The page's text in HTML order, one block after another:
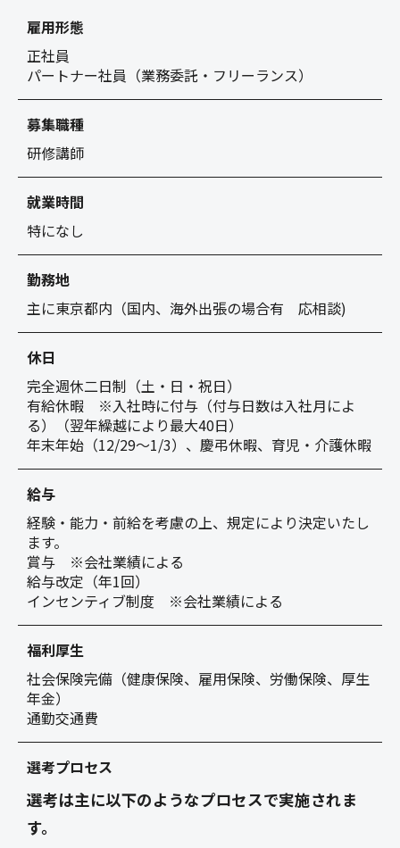
雇用形態
正社員
パートナー社員（業務委託・フリーランス）
募集職種
研修講師
就業時間
特になし
勤務地
主に東京都内（国内、海外出張の場合有 応相談)
休日
完全週休二日制（土・日・祝日）
有給休暇 ※入社時に付与（付与日数は入社月によ
る）（翌年繰越により最大40日）
年末年始（12/29～1/3）、慶弔休暇、育児・介護休暇
給与
経験・能力・前給を考慮の上、規定により決定いたし
ます。
賞与 ※会社業績による
給与改定（年1回）
インセンティブ制度 ※会社業績による
福利厚生
社会保険完備（健康保険、雇用保険、労働保険、厚生
年金）
通勤交通費
選考プロセス
選考は主に以下のようなプロセスで実施されま
す。